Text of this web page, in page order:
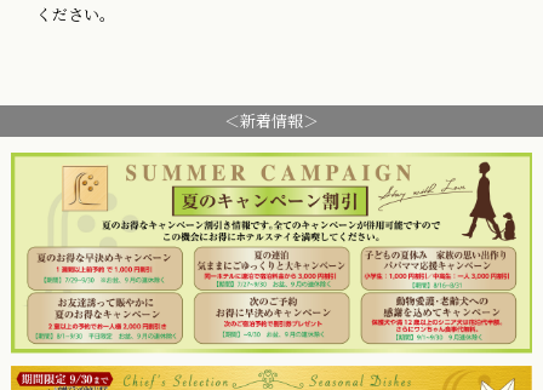
ください。
＜新着情報＞